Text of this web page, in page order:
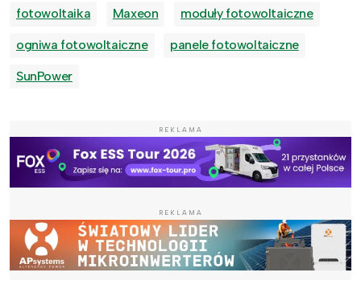
fotowoltaika Maxeon moduły fotowoltaiczne
ogniwa fotowoltaiczne panele fotowoltaiczne
SunPower
REKLAMA
REKLAMA